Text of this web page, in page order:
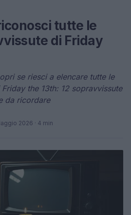
tutte le
di Friday
se riesci a elencare tutte le
the 13th: 12 sopravvissute
da ricordare
2026 · 4 min